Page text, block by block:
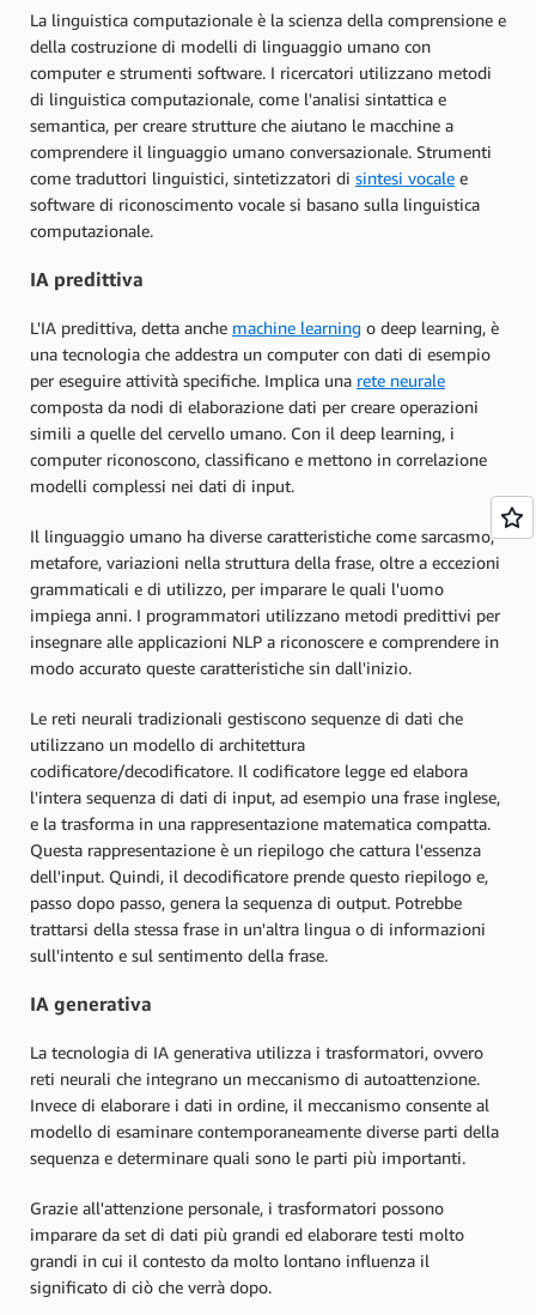
La linguistica computazionale è la scienza della comprensione e
della costruzione di modelli di linguaggio umano con
computer e strumenti software. I ricercatori utilizzano metodi
di linguistica computazionale, come l'analisi sintattica e
semantica, per creare strutture che aiutano le macchine a
comprendere il linguaggio umano conversazionale. Strumenti
come traduttori linguistici, sintetizzatori di sintesi vocale e
software di riconoscimento vocale si basano sulla linguistica
computazionale.
IA predittiva
L'IA predittiva, detta anche machine learning o deep learning, è
una tecnologia che addestra un computer con dati di esempio
per eseguire attività specifiche. Implica una rete neurale
composta da nodi di elaborazione dati per creare operazioni
simili a quelle del cervello umano. Con il deep learning, i
computer riconoscono, classificano e mettono in correlazione
modelli complessi nei dati di input.
Il linguaggio umano ha diverse caratteristiche come sarcasmo,
metafore, variazioni nella struttura della frase, oltre a eccezioni
grammaticali e di utilizzo, per imparare le quali l'uomo
impiega anni. I programmatori utilizzano metodi predittivi per
insegnare alle applicazioni NLP a riconoscere e comprendere in
modo accurato queste caratteristiche sin dall'inizio.
Le reti neurali tradizionali gestiscono sequenze di dati che
utilizzano un modello di architettura
codificatore/decodificatore. Il codificatore legge ed elabora
l'intera sequenza di dati di input, ad esempio una frase inglese,
e la trasforma in una rappresentazione matematica compatta.
Questa rappresentazione è un riepilogo che cattura l'essenza
dell'input. Quindi, il decodificatore prende questo riepilogo e,
passo dopo passo, genera la sequenza di output. Potrebbe
trattarsi della stessa frase in un'altra lingua o di informazioni
sull'intento e sul sentimento della frase.
IA generativa
La tecnologia di IA generativa utilizza i trasformatori, ovvero
reti neurali che integrano un meccanismo di autoattenzione.
Invece di elaborare i dati in ordine, il meccanismo consente al
modello di esaminare contemporaneamente diverse parti della
sequenza e determinare quali sono le parti più importanti.
Grazie all'attenzione personale, i trasformatori possono
imparare da set di dati più grandi ed elaborare testi molto
grandi in cui il contesto da molto lontano influenza il
significato di ciò che verrà dopo.